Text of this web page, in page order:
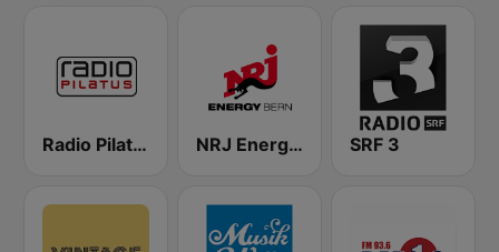
Radio Pilatus NRJ Energy Bern SRF 3